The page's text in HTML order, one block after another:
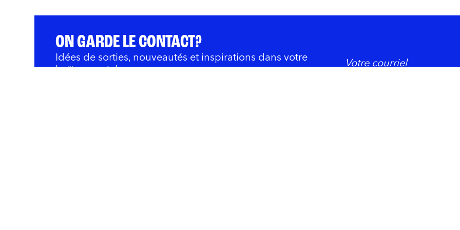
ON GARDE LE CONTACT?
Idées de sorties, nouveautés et inspirations dans votre
boîte courriel.